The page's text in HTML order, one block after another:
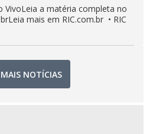
VivoLeia a matéria completa no
mais em RIC.com.br • RIC
NOTÍCIAS